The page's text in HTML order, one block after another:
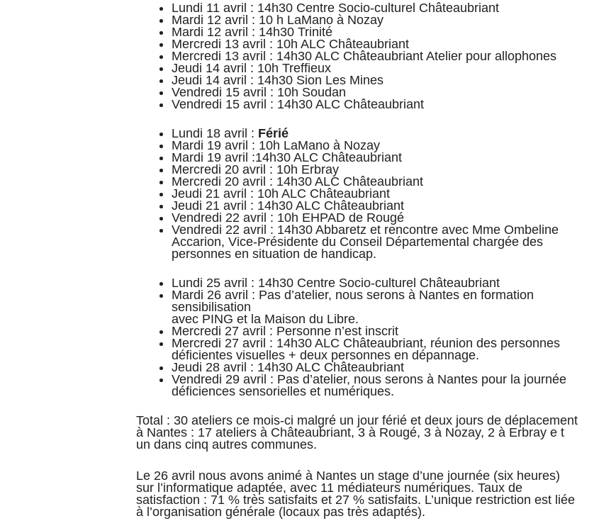
Lundi 11 avril : 14h30 Centre Socio-culturel Châteaubriant
Mardi 12 avril : 10 h LaMano à Nozay
Mardi 12 avril : 14h30 Trinité
Mercredi 13 avril : 10h ALC Châteaubriant
Mercredi 13 avril : 14h30 ALC Châteaubriant Atelier pour allophones
Jeudi 14 avril : 10h Treffieux
Jeudi 14 avril : 14h30 Sion Les Mines
Vendredi 15 avril : 10h Soudan
Vendredi 15 avril : 14h30 ALC Châteaubriant
Lundi 18 avril : Férié
Mardi 19 avril : 10h LaMano à Nozay
Mardi 19 avril :14h30 ALC Châteaubriant
Mercredi 20 avril : 10h Erbray
Mercredi 20 avril : 14h30 ALC Châteaubriant
Jeudi 21 avril : 10h ALC Châteaubriant
Jeudi 21 avril : 14h30 ALC Châteaubriant
Vendredi 22 avril : 10h EHPAD de Rougé
Vendredi 22 avril : 14h30 Abbaretz et rencontre avec Mme Ombeline
Accarion, Vice-Présidente du Conseil Départemental chargée des
personnes en situation de handicap.
Lundi 25 avril : 14h30 Centre Socio-culturel Châteaubriant
Mardi 26 avril : Pas d’atelier, nous serons à Nantes en formation
sensibilisation
avec PING et la Maison du Libre.
Mercredi 27 avril : Personne n’est inscrit
Mercredi 27 avril : 14h30 ALC Châteaubriant, réunion des personnes
déficientes visuelles + deux personnes en dépannage.
Jeudi 28 avril : 14h30 ALC Châteaubriant
Vendredi 29 avril : Pas d’atelier, nous serons à Nantes pour la journée
déficiences sensorielles et numériques.
Total : 30 ateliers ce mois-ci malgré un jour férié et deux jours de déplacement
à Nantes : 17 ateliers à Châteaubriant, 3 à Rougé, 3 à Nozay, 2 à Erbray e t
un dans cinq autres communes.
Le 26 avril nous avons animé à Nantes un stage d’une journée (six heures)
sur l’informatique adaptée, avec 11 médiateurs numériques. Taux de
satisfaction : 71 % très satisfaits et 27 % satisfaits. L’unique restriction est liée
à l’organisation générale (locaux pas très adaptés).